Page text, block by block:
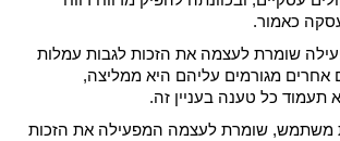
כאמור.
שומרת לעצמה את הזכות לגבות עמלות
אחרים מגורמים עליהם היא ממליצה,
כל טענה בעניין זה.
משתמש, שומרת לעצמה המפעילה את הזכות